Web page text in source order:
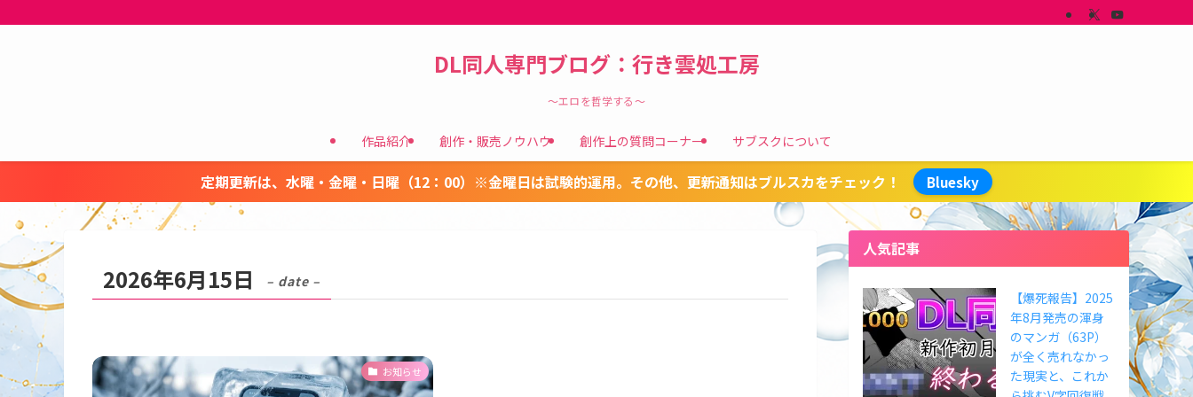
DL同人専門ブログ：行き雲処工房
～エロを哲学する～
作品紹介 創作・販売ノウハウ 創作上の質問コーナー サブスクについて
定期更新は、水曜・金曜・日曜（12：00）※金曜日は試験的運用。その他、更新通知はブルスカをチェック！ Bluesky
2026年6月15日 – date –
お知らせ
人気記事
【爆死報告】2025
年8月発売の渾身
のマンガ（63P）
が全く売れなかっ
た現実と、これか